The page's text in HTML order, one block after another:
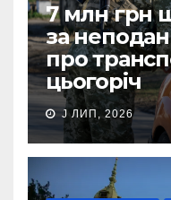
7 млн грн
за
про
цьогоріч
J ЛИП, 2026